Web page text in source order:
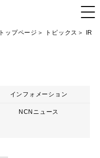
トップページ トピックス IR
インフォメーション
NCNニュース